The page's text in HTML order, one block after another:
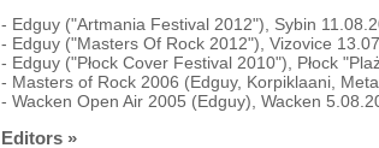
- Edguy ("Artmania Festival 2012"), Sybin
- Edguy ("Masters Of Rock 2012"), Vizovice
- Edguy ("Płock Cover Festival 2010"), Płock
- Masters of Rock 2006 (Edguy, Korpiklaani,
- Wacken Open Air 2005 (Edguy), Wacken
Editors »